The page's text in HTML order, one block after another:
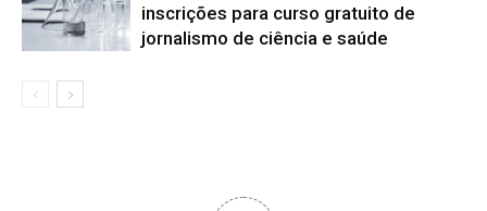
inscrições para curso gratuito de
jornalismo de ciência e saúde